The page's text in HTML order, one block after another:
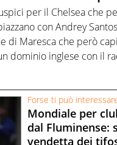
per il Chelsea che
con Andrey
di Maresca che però
dominio inglese con il
Forse ti può
Mondiale per
dal Fluminense:
vendetta dei